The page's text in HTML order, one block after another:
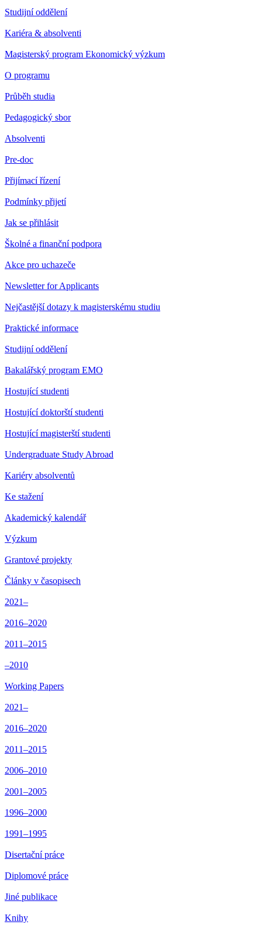
Studijní oddělení
Kariéra & absolventi
Magisterský program Ekonomický výzkum
O programu
Průběh studia
Pedagogický sbor
Absolventi
Pre-doc
Přijímací řízení
Podmínky přijetí
Jak se přihlásit
Školné a finanční podpora
Akce pro uchazeče
Newsletter for Applicants
Nejčastější dotazy k magisterskému studiu
Praktické informace
Studijní oddělení
Bakalářský program EMO
Hostující studenti
Hostující doktorští studenti
Hostující magisterští studenti
Undergraduate Study Abroad
Kariéry absolventů
Ke stažení
Akademický kalendář
Výzkum
Grantové projekty
Články v časopisech
2021–
2016–2020
2011–2015
–2010
Working Papers
2021–
2016–2020
2011–2015
2006–2010
2001–2005
1996–2000
1991–1995
Disertační práce
Diplomové práce
Jiné publikace
Knihy